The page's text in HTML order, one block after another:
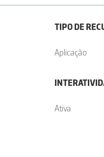
TIPO DE
Aplicação
Ativa